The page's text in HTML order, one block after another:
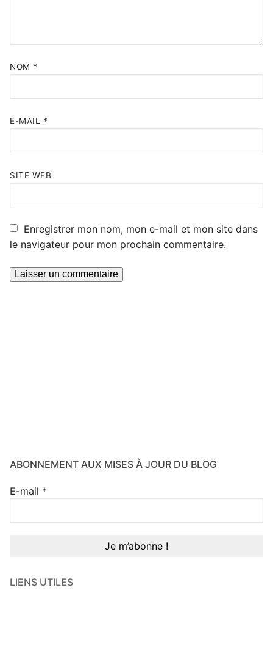
NOM *
E-MAIL *
SITE WEB
Enregistrer mon nom, mon e-mail et mon site dans
le navigateur pour mon prochain commentaire.
ABONNEMENT AUX MISES À JOUR DU BLOG
E-mail *
LIENS UTILES